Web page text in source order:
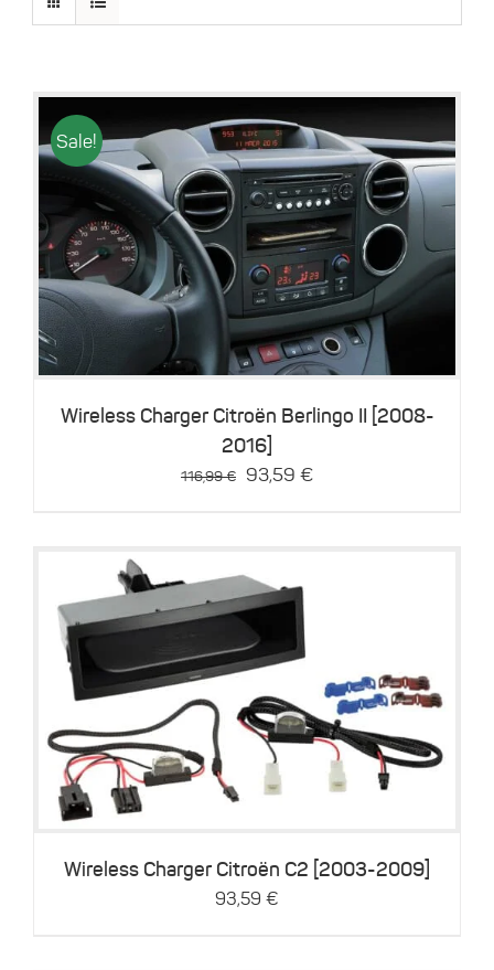
Sale!
Details
Wireless Charger Citroën Berlingo II [2008-
2016]
116,99€ Ursprünglicher
93,59 €Aktueller
Details
Wireless Charger Citroën C2 [2003-2009]
93,59 €